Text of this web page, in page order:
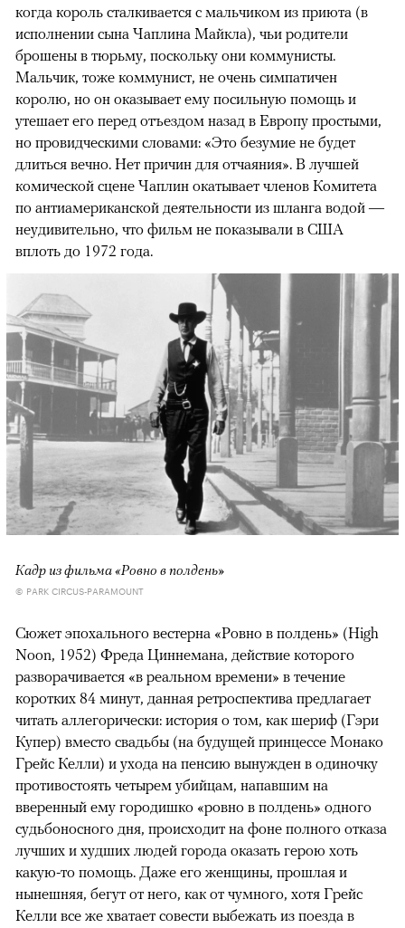
когда король сталкивается с мальчиком из приюта (в
исполнении сына Чаплина Майкла), чьи родители
брошены в тюрьму, поскольку они коммунисты.
Мальчик, тоже коммунист, не очень симпатичен
королю, но он оказывает ему посильную помощь и
утешает его перед отъездом назад в Европу простыми,
но провидческими словами: «Это безумие не будет
длиться вечно. Нет причин для отчаяния». В лучшей
комической сцене Чаплин окатывает членов Комитета
по антиамериканской деятельности из шланга водой —
неудивительно, что фильм не показывали в США
вплоть до 1972 года.
Кадр из фильма «Ровно в полдень»
© PARK CIRCUS-PARAMOUNT
Сюжет эпохального вестерна «Ровно в полдень» (High
Noon, 1952) Фреда Циннемана, действие которого
разворачивается «в реальном времени» в течение
коротких 84 минут, данная ретроспектива предлагает
читать аллегорически: история о том, как шериф (Гэри
Купер) вместо свадьбы (на будущей принцессе Монако
Грейс Келли) и ухода на пенсию вынужден в одиночку
противостоять четырем убийцам, напавшим на
вверенный ему городишко «ровно в полдень» одного
судьбоносного дня, происходит на фоне полного отказа
лучших и худших людей города оказать герою хоть
какую-то помощь. Даже его женщины, прошлая и
нынешняя, бегут от него, как от чумного, хотя Грейс
Келли все же хватает совести выбежать из поезда в